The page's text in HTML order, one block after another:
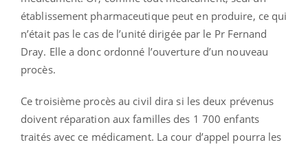
établissement pharmaceutique peut en produire, ce qui
n’était pas le cas de l’unité dirigée par le Pr Fernand
Dray. Elle a donc ordonné l’ouverture d’un nouveau
procès.
Ce troisième procès au civil dira si les deux prévenus
doivent réparation aux familles des 1 700 enfants
traités avec ce médicament. La cour d’appel pourra les